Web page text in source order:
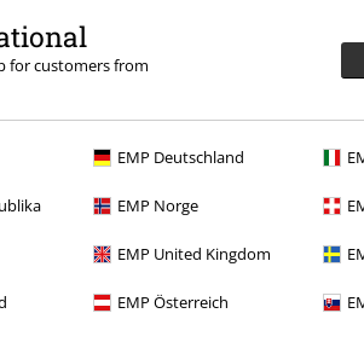
for customers from
EMP Deutschland
EMP Norge
EMP United Kingdom
EMP Österreich
(19) Media (233) Sieraden (199)